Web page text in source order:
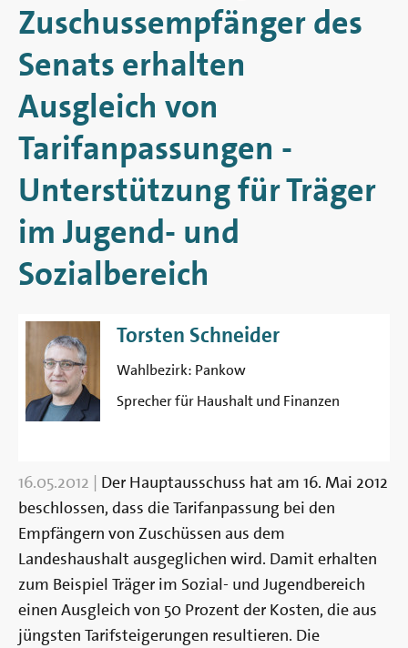
Zuschussempfänger des
Senats erhalten
Ausgleich von
Tarifanpassungen -
Unterstützung für Träger
im Jugend- und
Sozialbereich
Torsten Schneider
Wahlbezirk: Pankow
Sprecher für Haushalt und Finanzen
16.05.2012 | Der Hauptausschuss hat am 16. Mai 2012
beschlossen, dass die Tarifanpassung bei den
Empfängern von Zuschüssen aus dem
Landeshaushalt ausgeglichen wird. Damit erhalten
zum Beispiel Träger im Sozial- und Jugendbereich
einen Ausgleich von 50 Prozent der Kosten, die aus
jüngsten Tarifsteigerungen resultieren. Die